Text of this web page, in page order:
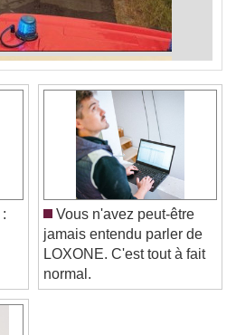
Vous n'avez peut-être
jamais entendu parler de
LOXONE. C'est tout à fait
normal.